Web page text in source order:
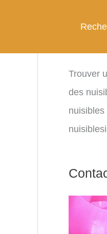
Trouver
des